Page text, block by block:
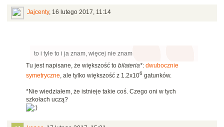
Jajcenty, 16 lutego 2017, 11:14
to i tyle to i ja znam, więcej nie znam
Tu jest napisane, że większość to bilateria*: dwubocznie
symetryczne, ale tylko większość z 1.2x106 gatunków.
*Nie wiedziałem, że istnieje takie coś. Czego oni w tych
szkołach uczą?